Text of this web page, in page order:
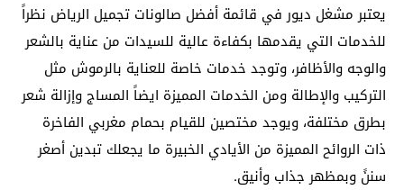
يعتبر مشغل ديور في قائمة أفضل صالونات تجميل الرياض نظراً
للخدمات التي يقدمها بكفاءة عالية للسيدات من عناية بالشعر
والوجه والأظافر، وتوجد خدمات خاصة للعناية بالرموش مثل
التركيب والإطالة ومن الخدمات المميزة ايضاً المساج وإزالة شعر
بطرق مختلفة، ويوجد مختصين للقيام بحمام مغربي الفاخرة
ذات الروائح المميزة من الأيادي الخبيرة ما يجعلك تبدين أصغر
سننً وبمظهر جذاب وأنيق.